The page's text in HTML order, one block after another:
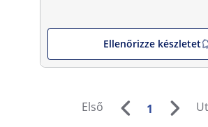
Ellenőrizze készletet
Első 1